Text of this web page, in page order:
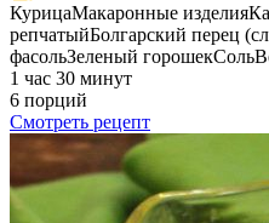
КурицаМакаронные изделия
репчатыйБолгарский перец
фасольЗеленый горошекСоль
1 час 30 минут
6 порций
Смотреть рецепт